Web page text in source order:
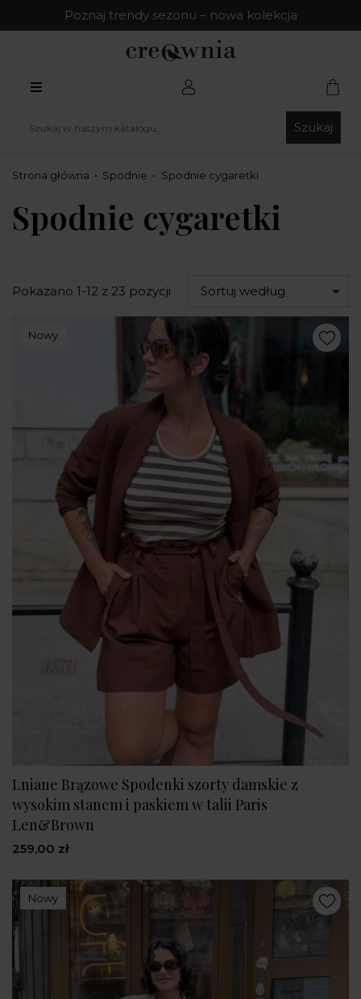
Poznaj trendy sezonu – nowa kolekcja
Szukaj
Strona główna Spodnie Spodnie cygaretki
Spodnie cygaretki
Pokazano 1-12 z 23 pozycji Sortuj według
Nowy
Lniane Brązowe Spodenki szorty damskie z
wysokim stanem i paskiem w talii Paris
Len&Brown
259,00 zł
Nowy